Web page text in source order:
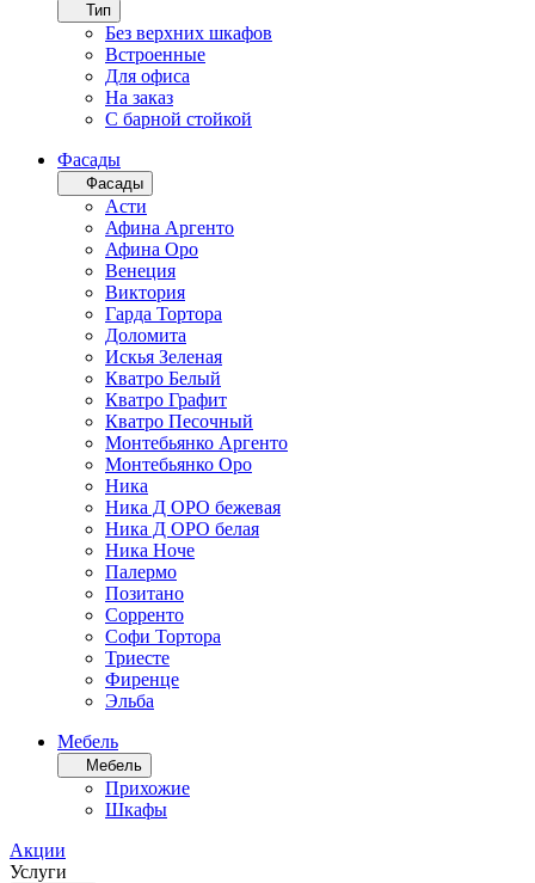
Тип
Без верхних шкафов
Встроенные
Для офиса
На заказ
С барной стойкой
Фасады
Фасады
Асти
Афина Аргенто
Афина Оро
Венеция
Виктория
Гарда Тортора
Доломита
Искья Зеленая
Кватро Белый
Кватро Графит
Кватро Песочный
Монтебьянко Аргенто
Монтебьянко Оро
Ника
Ника Д ОРО бежевая
Ника Д ОРО белая
Ника Ноче
Палермо
Позитано
Сорренто
Софи Тортора
Триесте
Фиренце
Эльба
Мебель
Мебель
Прихожие
Шкафы
Акции
Услуги